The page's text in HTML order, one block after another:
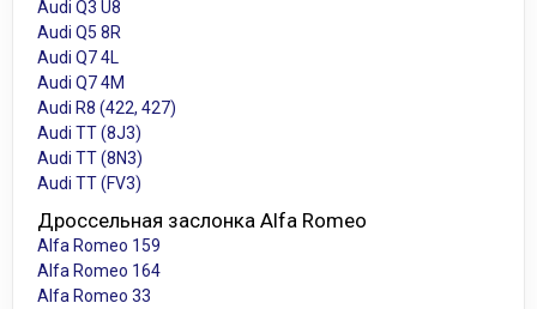
Audi Q3 U8
Audi Q5 8R
Audi Q7 4L
Audi Q7 4M
Audi R8 (422, 427)
Audi TT (8J3)
Audi TT (8N3)
Audi TT (FV3)
Дроссельная заслонка Alfa Romeo
Alfa Romeo 159
Alfa Romeo 164
Alfa Romeo 33